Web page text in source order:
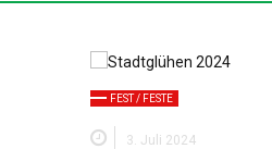
FEST / FESTE
3. Juli 2024